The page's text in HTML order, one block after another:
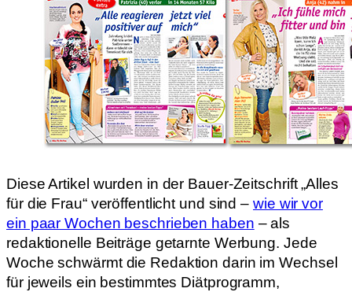
Diese Artikel wurden in der Bauer-Zeitschrift „Alles
für die Frau“ veröffentlicht und sind – wie wir vor
ein paar Wochen beschrieben haben – als
redaktionelle Beiträge getarnte Werbung. Jede
Woche schwärmt die Redaktion darin im Wechsel
für jeweils ein bestimmtes Diätprogramm,